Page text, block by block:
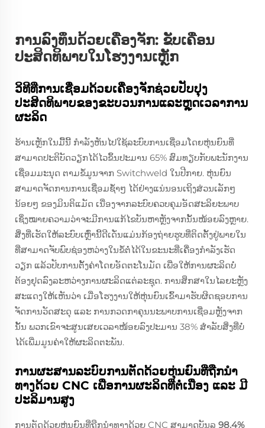
ການລົງທຶນດ້ວຍເຄື່ອງຈັກ: ຂັບເຄື່ອນ
ປະສິດທິພາບໃນໂຮງງານເຫຼັກ
ວິທີທີ່ການເຊື່ອມດ້ວຍເຄື່ອງຈັກຊ່ວຍປັບປຸງ
ປະສິດທິພາບຂອງຂະບວນການແລະຫຼຸດເວລາການ
ຜະລິດ
ຮ້ານເຫຼັກໃນມື້ນີ້ ກໍາລັງຫັນໄປໃຊ້ລະບົບການເຊື່ອມໂດຍຫຸ່ນຍົນທີ່
ສາມາດປະຕິບັດວຽກໄດ້ໄວຂຶ້ນປະມານ 65% ສົມທຽບກັບພະນັກງານ
ເຊື່ອມມະນຸດ ຕາມຂໍ້ມູນຈາກ Switchweld ໃນປີກາຍ. ຫຸ່ນຍົນ
ສາມາດຈັດການການເຊື່ອມຊ້ຳໆ ໄດ້ຢ່າງແນ່ນອນເຖິງສ່ວນເລັກໆ
ນ້ອຍໆ ຂອງມິນຕິແມັດ ເນື່ອງຈາກລະບົບຄວບຄຸມອັດສະລິຍະພາບ
ເຊິ່ງໝາຍຄວາມວ່າຈະມີການແກ້ໄຂບັນຫາຫຼັງຈາກນັ້ນໜ້ອຍລົງຫຼາຍ.
ສິ່ງທີ່ເຮັດໃຫ້ລະບົບເຫຼົ່ານີ້ດີເດັ່ນແມ່ນກ້ອງຖ່າຍຮູບທີ່ຕິດຕັ້ງຢູ່ພາຍໃນ
ທີ່ສາມາດຈັບພົບຊ່ອງຫວ່າງໃນຂໍ້ຕໍ່ໄດ້ໃນຂະນະທີ່ເຄື່ອງກຳລັງເຮັດ
ວຽກ ແລ້ວປັບການຕັ້ງຄ່າໂດຍອັດຕະໂນມັດ ເພື່ອໃຫ້ການຜະລິດບໍ່
ຕ້ອງຢຸດລົງລະຫວ່າງການຜະລິດແຕ່ລະຊຸດ. ການສຶກສາໃນໄລຍະຫຼັງ
ສະແດງໃຫ້ເຫັນວ່າ ເມື່ອໂຮງງານໃຫ້ຫຸ່ນຍົນເຂົ້າມາຮັບຜິດຊອບການ
ຈັດການວັດສະດຸ ແລະ ການກວດກາຄຸນນະພາບການເຊື່ອມຫຼັງຈາກ
ນັ້ນ ພວກເຂົາຈະສູນເສຍເວລາໜ້ອຍລົງປະມານ 38% ສຳລັບສິ່ງທີ່ບໍ່
ໄດ້ເພີ່ມມູນຄ່າໃຫ້ຜະລິດຕະພັນ.
ການຜະສານລະບົບການຕັດດ້ວຍຫຸ່ນຍົນທີ່ຖືກນຳ
ທາງດ້ວຍ CNC ເພື່ອການຜະລິດທີ່ຕໍ່ເນື່ອງ ແລະ ມີ
ປະລິມານສູງ
ການຕັດດ້ວຍຫຸ່ນຍົນທີ່ຖືກນຳທາງດ້ວຍ CNC ສາມາດບັນລຸ 98.4%